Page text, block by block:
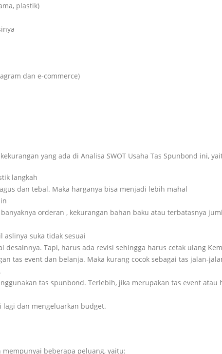
plastik)
dan e-commerce)
yang ada di Analisa SWOT Usaha Tas Spunbond ini,
langkah
dan tebal. Maka harganya bisa menjadi lebih mahal
orderan , kekurangan bahan baku atau terbatasnya
aslinya suka tidak sesuai
desainnya. Tapi, harus ada revisi sehingga harus cetak ulang
tas event dan belanja. Maka kurang cocok sebagai tas jalan-
tas spunbond. Terlebih, jika merupakan tas event atau
lagi dan mengeluarkan budget.
beberapa peluang, yaitu: